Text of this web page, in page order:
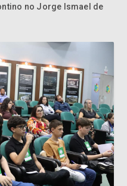
no Jorge Ismael de